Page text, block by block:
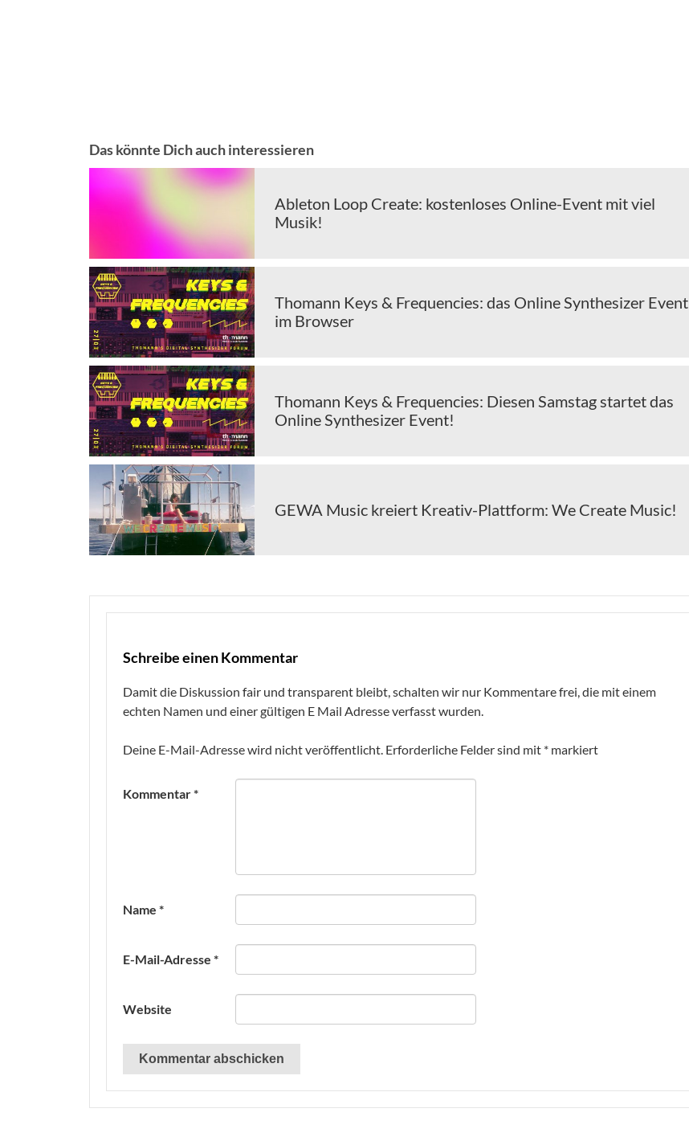
Das könnte Dich auch interessieren
Ableton Loop Create: kostenloses Online-Event mit viel
Musik!
Thomann Keys & Frequencies: das Online Synthesizer Event
im Browser
Thomann Keys & Frequencies: Diesen Samstag startet das
Online Synthesizer Event!
GEWA Music kreiert Kreativ-Plattform: We Create Music!
Schreibe einen Kommentar
Damit die Diskussion fair und transparent bleibt, schalten wir nur Kommentare frei, die mit einem
echten Namen und einer gültigen E Mail Adresse verfasst wurden.
Deine E-Mail-Adresse wird nicht veröffentlicht. Erforderliche Felder sind mit * markiert
Kommentar*
Name *
E-Mail-Adresse *
Website